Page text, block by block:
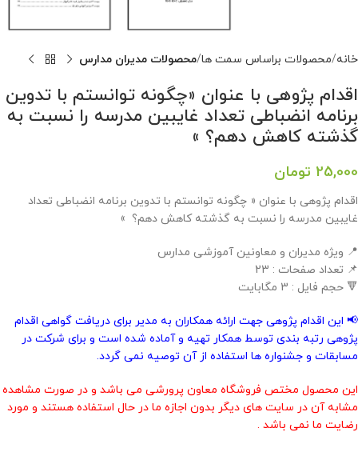
خانه محصولات براساس سمت ها محصولات مدیران مدارس
اقدام پژوهی با عنوان «چگونه توانستم با تدوین
برنامه انضباطی تعداد غایبین مدرسه را نسبت به
گذشته کاهش دهم؟ »
25,000 تومان
اقدام پژوهی با عنوان « چگونه توانستم با تدوین برنامه انضباطی تعداد
غایبین مدرسه را نسبت به گذشته کاهش دهم؟ »
📍 ویژه مدیران و معاونین آموزشی مدارس
📌 تعداد صفحات : 23
🔻 حجم فایل : 3 مگابایت
📢 این اقدام پژوهی جهت ارائه همکاران به مدیر برای دریافت گواهی اقدام
پژوهی رتبه بندی توسط همکار تهیه و آماده شده است و برای شرکت در
مسابقات و جشنواره ها استفاده از آن توصیه نمی گردد.
این محصول مختص فروشگاه معاون پرورشی می باشد و در صورت مشاهده
مشابه آن در سایت های دیگر بدون اجازه ما در حال استفاده هستند و مورد
رضایت ما نمی باشد .